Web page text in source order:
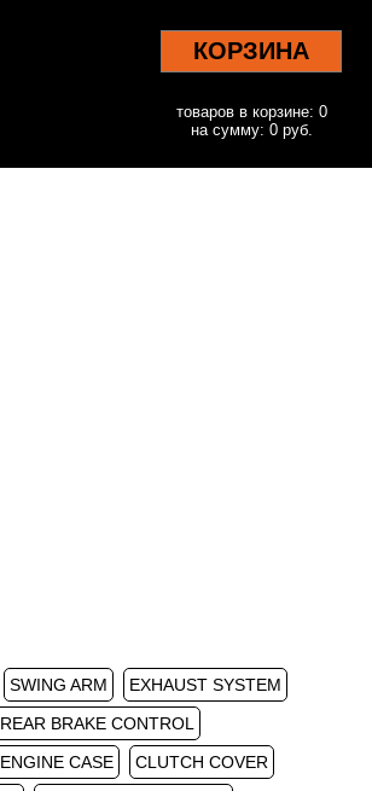
КОРЗИНА
товаров в корзине: 0
на сумму: 0 руб.
SWING ARM
EXHAUST SYSTEM
REAR BRAKE CONTROL
ENGINE CASE
CLUTCH COVER